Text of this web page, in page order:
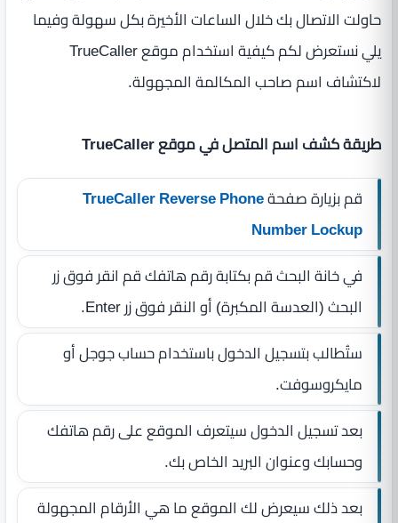
حاولت الاتصال بك خلال الساعات الأخيرة بكل سهولة وفيما
يلي نستعرض لكم كيفية استخدام موقع TrueCaller
لاكتشاف اسم صاحب المكالمة المجهولة.
طريقة كشف اسم المتصل في موقع TrueCaller
قم بزيارة صفحةTrueCaller Reverse Phone
Number Lockup
في خانة البحث قم بكتابة رقم هاتفك قم انقر فوق زر
البحث (العدسة المكبرة) أو النقر فوق زر Enter.
ستُطالب بتسجيل الدخول باستخدام حساب جوجل أو
مايكروسوفت.
بعد تسجيل الدخول سيتعرف الموقع على رقم هاتفك
وحسابك وعنوان البريد الخاص بك.
بعد ذلك سيعرض لك الموقع ما هي الأرقام المجهولة